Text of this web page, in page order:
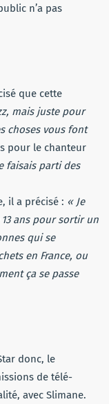
n’a pas
que cette
mais juste pour
choses vous font
pour le chanteur
faisais parti des
il a précisé : « Je
ans pour sortir un
qui se
en France, ou
ça se passe
donc, le
de télé-
avec Slimane.